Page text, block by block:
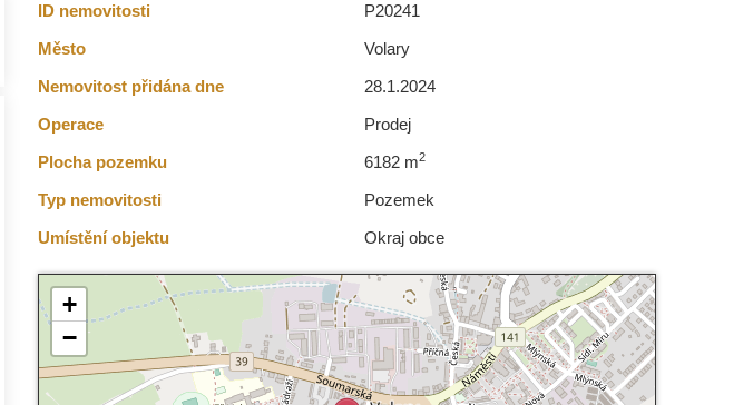
ID nemovitosti
P20241
Město
Volary
Nemovitost přidána dne
28.1.2024
Operace
Prodej
Plocha pozemku
6182 m2
Typ nemovitosti
Pozemek
Umístění objektu
Okraj obce
+
−